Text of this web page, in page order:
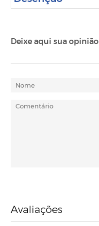
Deixe aqui sua opinião
Avaliações